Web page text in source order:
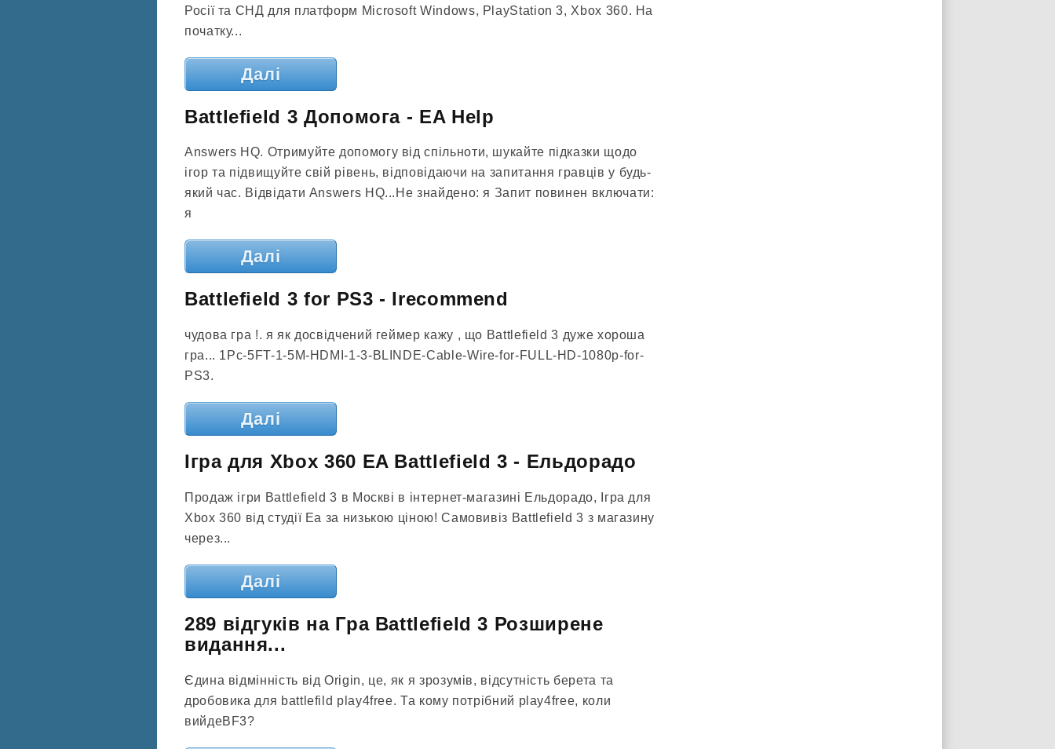
Росії та СНД для платформ Microsoft Windows, PlayStation 3, Xbox 360. На
початку...
Далі
Battlefield 3 Допомога - EA Help
Answers HQ. Отримуйте допомогу від спільноти, шукайте підказки щодо
ігор та підвищуйте свій рівень, відповідаючи на запитання гравців у будь-
який час. Відвідати Answers HQ...Не знайдено: я Запит повинен включати:
я
Далі
Battlefield 3 for PS3 - Irecommend
чудова гра !. я як досвідчений геймер кажу , що Battlefield 3 дуже хороша
гра... 1Pc-5FT-1-5M-HDMI-1-3-BLINDE-Cable-Wire-for-FULL-HD-1080p-for-
PS3.
Далі
Ігра для Xbox 360 EA Battlefield 3 - Ельдорадо
Продаж ігри Battlefield 3 в Москві в інтернет-магазині Ельдорадо, Ігра для
Xbox 360 від студії Ea за низькою ціною! Самовивіз Battlefield 3 з магазину
через...
Далі
289 відгуків на Гра Battlefield 3 Розширене
видання...
Єдина відмінність від Origin, це, як я зрозумів, відсутність берета та
дробовика для battlefild play4free. Та кому потрібний play4free, коли
вийдеBF3?